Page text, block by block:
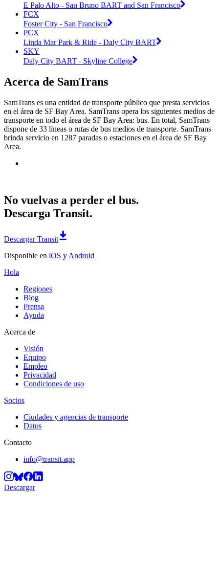
E Palo Alto - San Bruno BART and San Francisco
FCX
Foster City - San Francisco
PCX
Linda Mar Park & Ride - Daly City BART
SKY
Daly City BART - Skyline College
Acerca de SamTrans
SamTrans es una entidad de transporte público que presta servicios
en el área de SF Bay Area. SamTrans opera los siguientes medios de
transporte en todo el área de SF Bay Area: bus. En total, SamTrans
dispone de 33 líneas o rutas de bus medios de transporte. SamTrans
brinda servicio en 1287 paradas o estaciones en el área de SF Bay
Area.
No vuelvas a perder el bus.
Descarga Transit.
Descargar Transit
Disponible en iOS y Android
Hola
Regiones
Blog
Prensa
Ayuda
Acerca de
Visión
Equipo
Empleo
Privacidad
Condiciones de uso
Socios
Ciudades y agencias de transporte
Datos
Contacto
info@transit.app
Descargar